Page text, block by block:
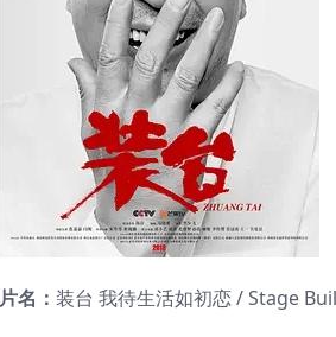
片名： 装台 我待生活如初恋 / Stage